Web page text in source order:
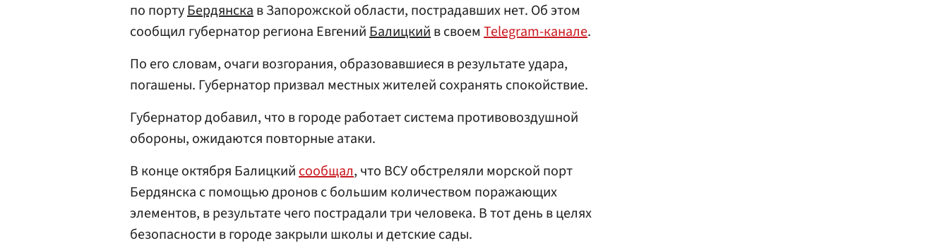
по портуБердянскав Запорожской области, пострадавших нет. Об этом
сообщил губернатор региона ЕвгенийБалицкийв своем Telegram-канале.
По его словам, очаги возгорания, образовавшиеся в результате удара,
погашены. Губернатор призвал местных жителей сохранять спокойствие.
Губернатор добавил, что в городе работает система противовоздушной
обороны, ожидаются повторные атаки.
В конце октября Балицкийсообщал, что ВСУ обстреляли морской порт
Бердянска с помощью дронов с большим количеством поражающих
элементов, в результате чего пострадали три человека. В тот день в целях
безопасности в городе закрыли школы и детские сады.